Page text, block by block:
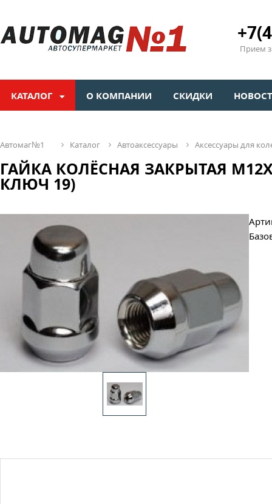
Прием
КАТАЛОГ О КОМПАНИИ СКИДКИ
автомаг№1 каталог автоаксессуары аксессуары для
ГАЙКА КОЛЁСНАЯ ЗАКРЫТАЯ
КЛЮЧ 19)